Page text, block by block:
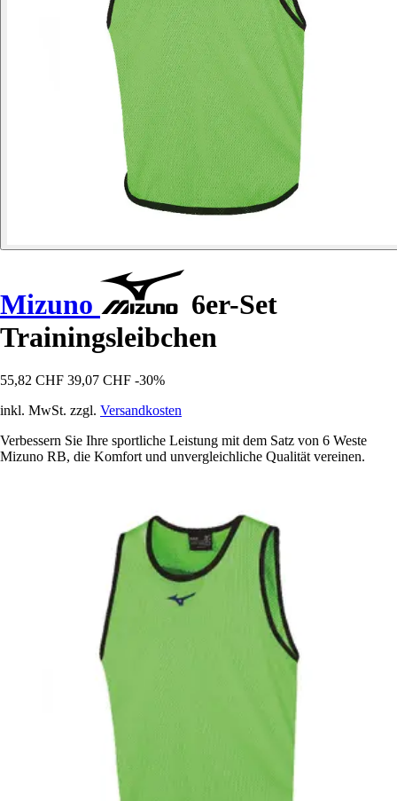
Mizuno
6er-Set
Trainingsleibchen
55,82 CHF 39,07 CHF -30%
inkl. MwSt. zzgl. Versandkosten
Verbessern Sie Ihre sportliche Leistung mit dem Satz von 6 Weste
Mizuno RB, die Komfort und unvergleichliche Qualität vereinen.